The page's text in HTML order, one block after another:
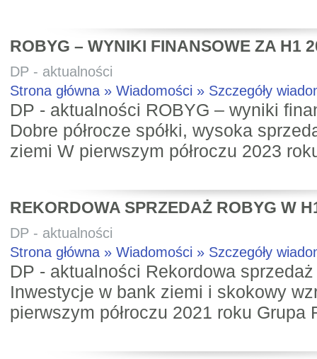
ROBYG – WYNIKI FINANSOWE ZA H1
DP - aktualności
Strona główna » Wiadomości » Szczegóły
DP - aktualności ROBYG – wyniki
Dobre półrocze spółki, wysoka
ziemi W pierwszym półroczu 2023
REKORDOWA SPRZEDAŻ ROBYG W
DP - aktualności
Strona główna » Wiadomości » Szczegóły
DP - aktualności Rekordowa
Inwestycje w bank ziemi i skokowy
pierwszym półroczu 2021 roku Grupa